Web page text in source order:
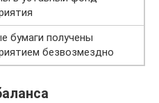
бумаги получены
безвозмездно